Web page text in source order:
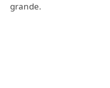
grande.